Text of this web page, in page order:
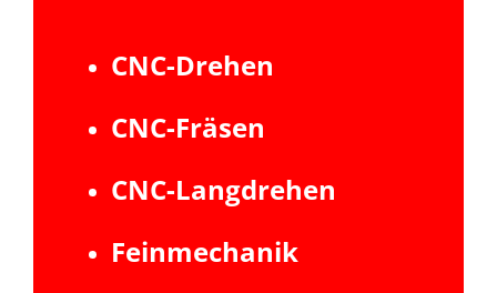
CNC-Drehen
CNC-Fräsen
CNC-Langdrehen
Feinmechanik